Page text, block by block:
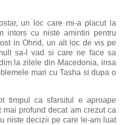
un loc care mi-a placut la
intors cu niste amintiri pentru
in Ohrid, un alt loc de vis pe
sa-l vad si care ne face sa
la zilele din Macedonia, insa
mari cu Tasha si dupa o
timpul ca sfarsitul e aproape
mai profund decat am crezut ca
niste decizii pe care le-am luat